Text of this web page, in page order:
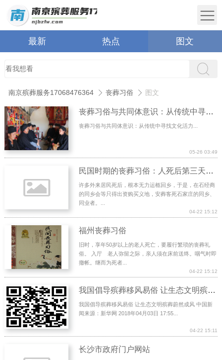
最新 热点 图文
南京殡葬服务17068476364 丧葬习俗 图文
丧葬习俗与共同体意识：从传统中寻找文化活力
丧葬习俗与共同体意识：从传统中寻找文化活力...
05-26 03:49
民国时期的丧葬习俗：人死后第三天入殓(图)
许多外来居民死后，根本无力运柩回乡，于是，在石经商
的同乡会等只得出资购买义地，安葬客死石家庄的同乡、
同业者。...
04-22 15:12
福州丧葬习俗
旧时，享年50岁以上的老人死亡，要履行繁琐的丧葬礼
俗。 入厅 老人弥留之际，亲人须在床前送终。咽气时即
撤帐。继而为死者...
04-22 15:12
我国倡导殡葬移风易俗 让生态文明殡葬蔚然成风
我国倡导殡葬移风易俗 让生态文明殡葬蔚然成风 中国新
闻来源：新华网 2018年04月03日 17:55...
04-22 15:11
长沙市政府门户网站